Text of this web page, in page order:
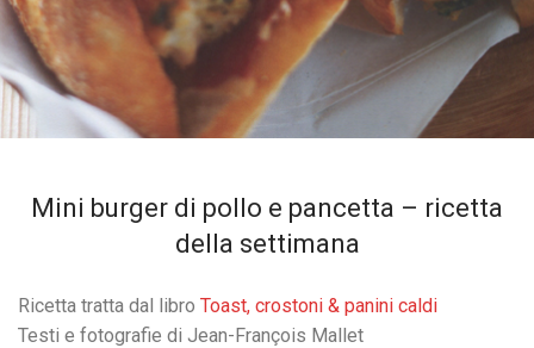
Mini burger di pollo e pancetta – ricetta
della settimana
Ricetta tratta dal libro Toast, crostoni & panini caldi
Testi e fotografie di Jean-François Mallet